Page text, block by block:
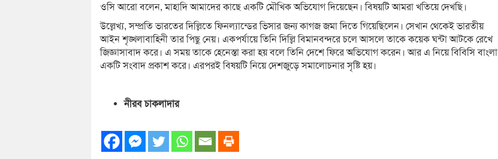
ওসি আরো বলেন, মাহাদি আমাদের কাছে একটি মৌখিক অভিযোগ দিয়েছেন। বিষয়টি আমরা খতিয়ে দেখছি।
উল্লেখ্য, সম্প্রতি ভারতের দিল্লিতে ফিনল্যান্ডের ভিসার জন্য কাগজ জমা দিতে গিয়েছিলেন। সেখান থেকেই ভারতীয়
আইন শৃঙ্খলাবাহিনী তার পিছু নেয়। একপর্যায়ে তিনি দিল্লি বিমানবন্দরে চলে আসলে তাকে কয়েক ঘন্টা আটকে রেখে
জিজ্ঞাসাবাদ করে। এ সময় তাকে হেনেস্তা করা হয় বলে তিনি দেশে ফিরে অভিযোগ করেন। আর এ নিয়ে বিবিসি বাংলা
একটি সংবাদ প্রকাশ করে। এরপরই বিষয়টি নিয়ে দেশজুড়ে সমালোচনার সৃষ্টি হয়।
নীরব চাকলাদার